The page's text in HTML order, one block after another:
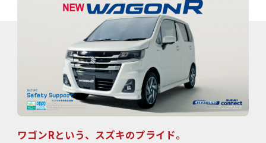
ワゴンRという、スズキのプライド。